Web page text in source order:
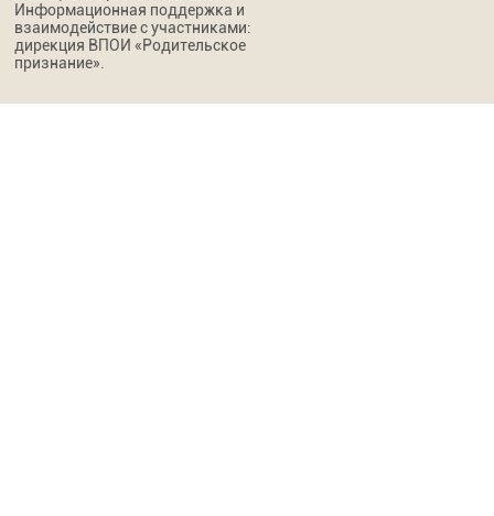
Информационная поддержка и
взаимодействие с участниками:
дирекция ВПОИ «Родительское
признание».